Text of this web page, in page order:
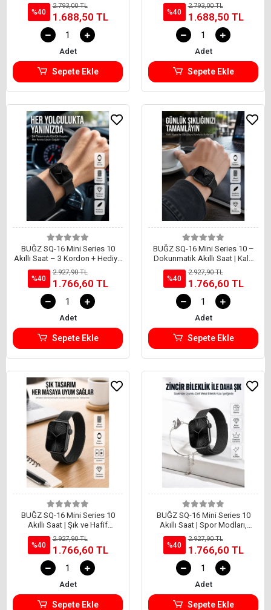
Yeni Nesil
%40
2.793,00 TL
1.688,50 TL
Adet
Sepete Ekle
Yeni Nesil
%40
2.793,00 TL
1.688,50 TL
Adet
Sepete Ekle
BUĞZ SQ-16 Mini Series 10
Akıllı Saat – 3 Kordon + Hediye
Bileklik
%40
2.927,90 TL
1.766,60 TL
Adet
Sepete Ekle
BUĞZ SQ-16 Mini Series 10 –
Dokunmatik Akıllı Saat | Kalp
Ritmi, SpO2, Uyku Takibi
%40
2.927,90 TL
1.766,60 TL
Adet
Sepete Ekle
BUĞZ SQ-16 Mini Series 10
Akıllı Saat | Şık ve Hafif
Tasarım, 3 Kordon Seçeneği
%40
2.927,90 TL
1.766,60 TL
Adet
Sepete Ekle
BUĞZ SQ-16 Mini Series 10
Akıllı Saat | Spor Modları,
Bildirim ve Müzik Kontrolü
%40
2.927,90 TL
1.766,60 TL
Adet
Sepete Ekle